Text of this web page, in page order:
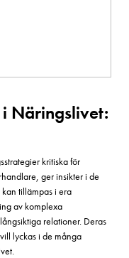
Näringslivet:
kritiska för
ger insikter i de
tillämpas i era
av komplexa
relationer. Deras
lyckas i de många